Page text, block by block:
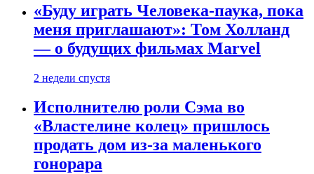
«Буду играть Человека-паука, пока
меня приглашают»: Том Холланд
— о будущих фильмах Marvel
2 недели спустя
Исполнителю роли Сэма во
«Властелине колец» пришлось
продать дом из-за маленького
гонорара